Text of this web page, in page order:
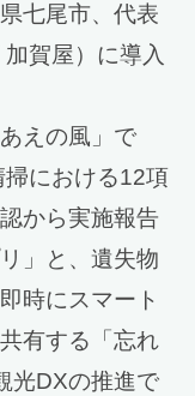
七尾市、代表
賀屋）に導入
えの風」で
における12項
から実施報告
」と、遺失物
時にスマート
有する「忘れ
光DXの推進で